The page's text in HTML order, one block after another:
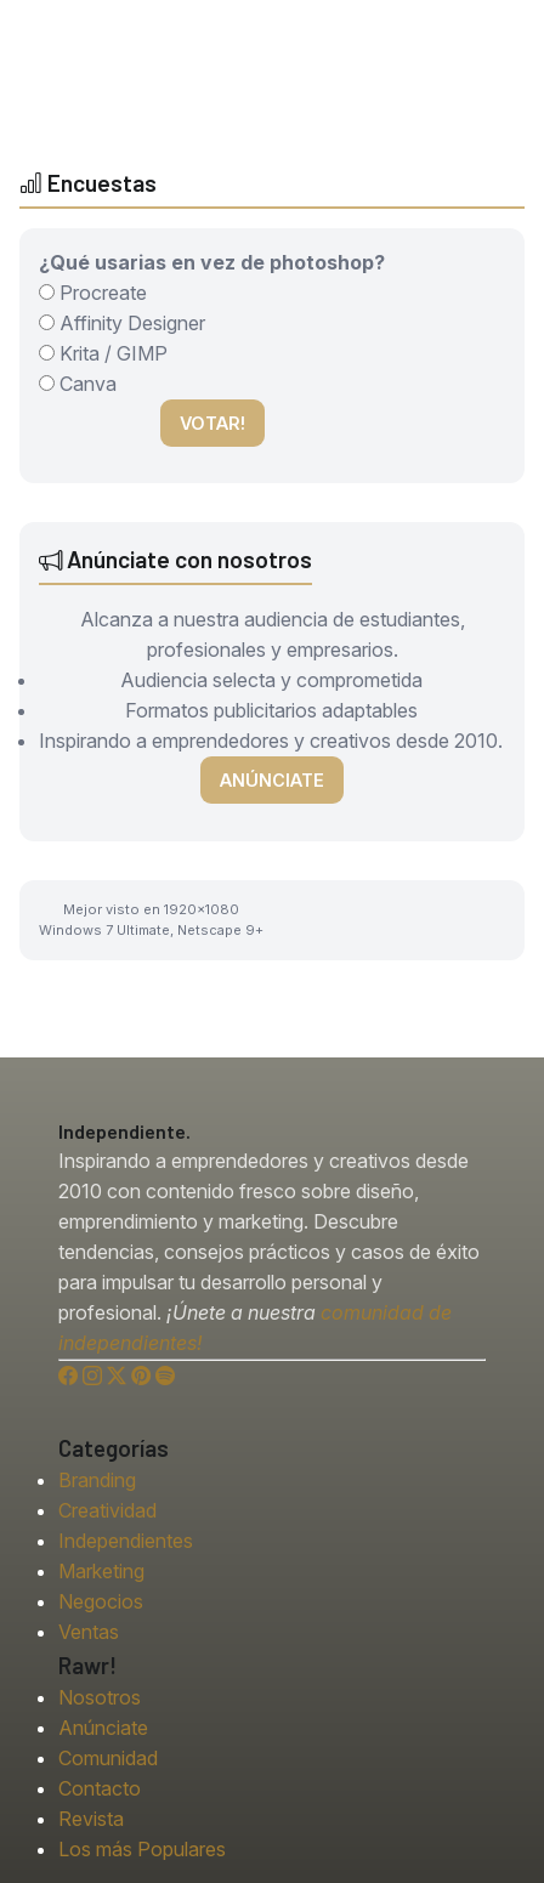
Encuestas
¿Qué usarias en vez de photoshop?
Procreate
Affinity Designer
Krita / GIMP
Canva
VOTAR!
Anúnciate con nosotros
Alcanza a nuestra audiencia de estudiantes,
profesionales y empresarios.
Audiencia selecta y comprometida
Formatos publicitarios adaptables
Inspirando a emprendedores y creativos desde 2010.
ANÚNCIATE
Mejor visto en 1920x1080
Windows 7 Ultimate, Netscape 9+
Independiente.
Inspirando a emprendedores y creativos desde
2010 con contenido fresco sobre diseño,
emprendimiento y marketing. Descubre
tendencias, consejos prácticos y casos de éxito
para impulsar tu desarrollo personal y
profesional. ¡Únete a nuestra comunidad de
independientes!
Categorías
Branding
Creatividad
Independientes
Marketing
Negocios
Ventas
Rawr!
Nosotros
Anúnciate
Comunidad
Contacto
Revista
Los más Populares